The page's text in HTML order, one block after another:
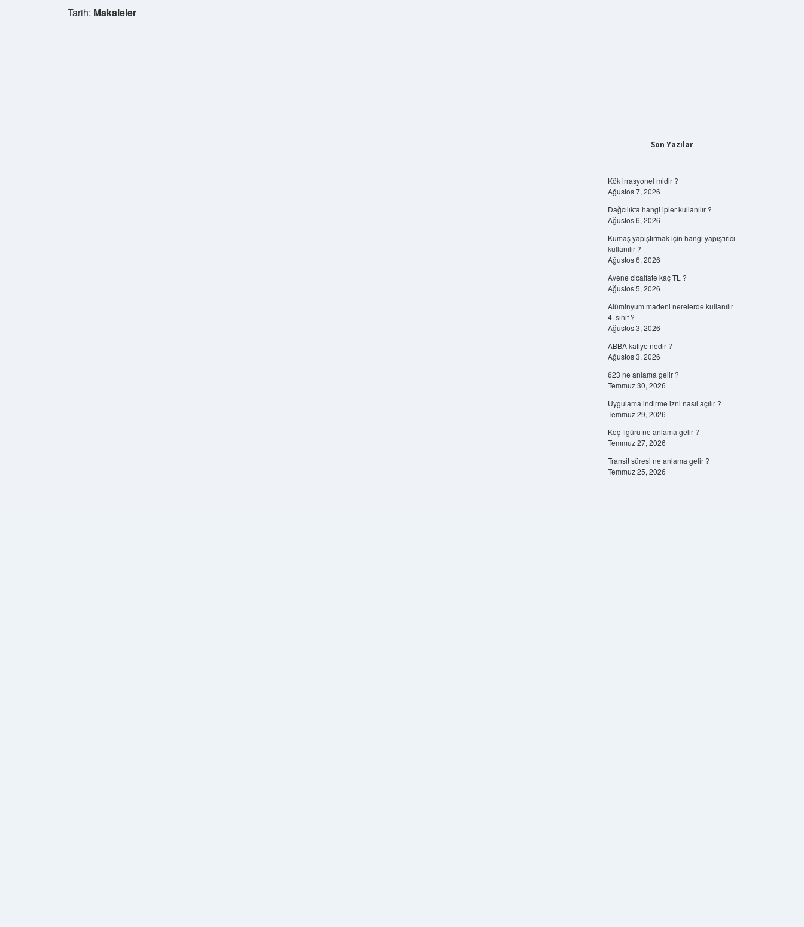
Tarih: Makaleler
Son Yazılar
Kök irrasyonel midir ?
Ağustos 7, 2026
Dağcılıkta hangi ipler kullanılır ?
Ağustos 6, 2026
Kumaş yapıştırmak için hangi yapıştırıcı
kullanılır ?
Ağustos 6, 2026
Avene cicalfate kaç TL ?
Ağustos 5, 2026
Alüminyum madeni nerelerde kullanılır
4. sınıf ?
Ağustos 3, 2026
ABBA kafiye nedir ?
Ağustos 3, 2026
623 ne anlama gelir ?
Temmuz 30, 2026
Uygulama indirme izni nasıl açılır ?
Temmuz 29, 2026
Koç figürü ne anlama gelir ?
Temmuz 27, 2026
Transit süresi ne anlama gelir ?
Temmuz 25, 2026